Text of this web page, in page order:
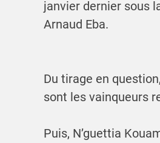
janvier dernier sous
Arnaud Eba.
Du tirage en
sont les vainqueurs
Puis, N’guettia